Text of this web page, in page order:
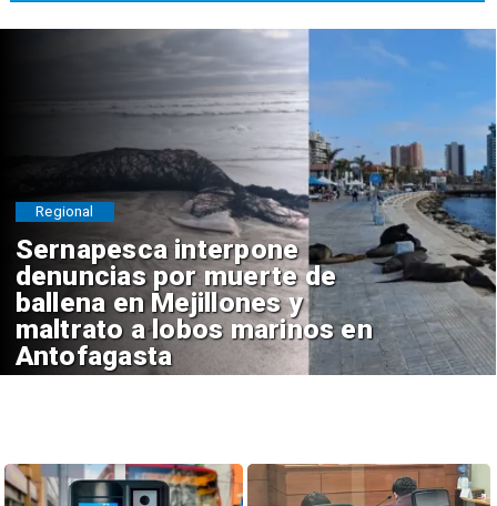
Sernapesca interpone
denuncias por muerte de
ballena en Mejillones y
maltrato a lobos marinos en
Antofagasta
Regional